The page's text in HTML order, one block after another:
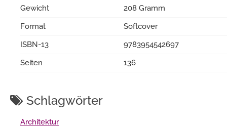
Gewicht
208 Gramm
Format
Softcover
ISBN-13
9783954542697
Seiten
136
Schlagwörter
Architektur